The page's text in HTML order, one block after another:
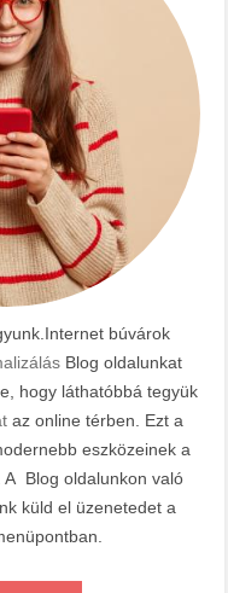
búvárok
Blog oldalunkat
hogy láthatóbbá tegyük
az online térben. Ezt a
eszközeinek a
A Blog oldalunkon való
küld el üzenetedet a